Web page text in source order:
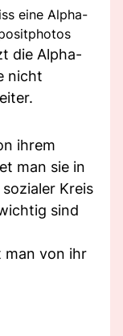
eine Alpha-
die Alpha-
nicht
ihrem
man sie in
Kreis
sind
man von ihr